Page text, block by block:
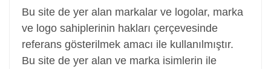
Bu site de yer alan markalar ve logolar, marka
ve logo sahiplerinin hakları çerçevesinde
referans gösterilmek amacı ile kullanılmıştır.
Bu site de yer alan ve marka isimlerin ile